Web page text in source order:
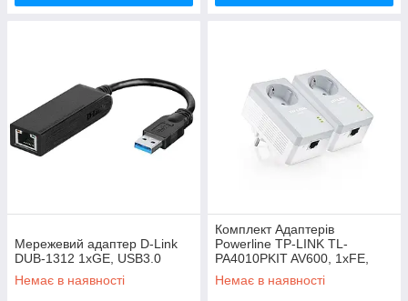
Мережевий адаптер D-Link
DUB-1312 1xGE, USB3.0
Немає в наявності
Комплект Адаптерiв
Powerline TP-LINK TL-
PA4010PKIT AV600, 1xFE,
(TL-PA4010 2шт), Розетка
Немає в наявності